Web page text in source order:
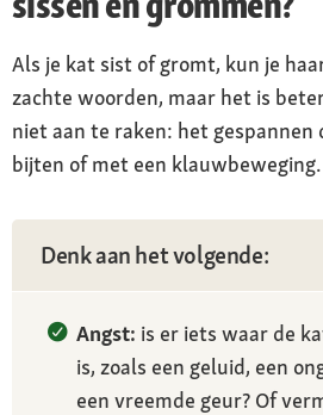
Als je kat sist of gromt, kun je
zachte woorden, maar het is
niet aan te raken: het gespannen
bijten of met een klauwbeweging.
Denk aan het volgende:
Angst: is er iets waar de
is, zoals een geluid, een
een vreemde geur? Of